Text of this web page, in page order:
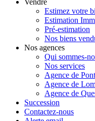
Vendre
Estimez votre
Estimation
Pré-estimation
Nos biens
Nos agences
Qui sommes-
Nos services
Agence de
Agence de
Agence de
Succession
Contactez-nous